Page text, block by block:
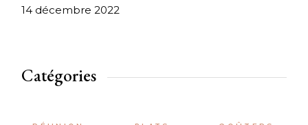
14 décembre 2022
Catégories